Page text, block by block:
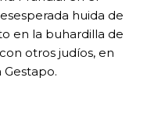
huida de
en la buhardilla de
otros judíos, en